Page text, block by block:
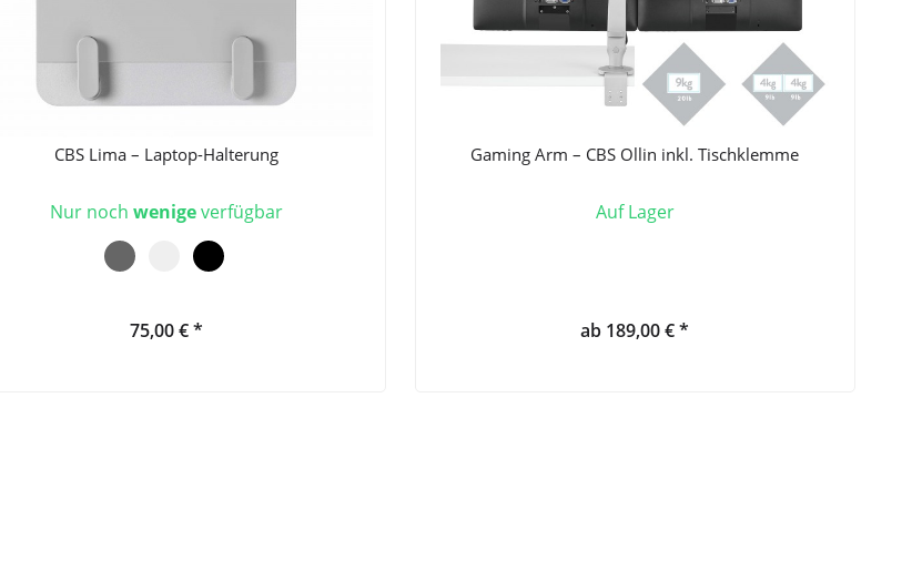
CBS Lima – Laptop-Halterung
Nur noch wenigeverfügbar
75,00 € *
Gaming Arm – CBS Ollin inkl. Tischklemme
Auf Lager
ab 189,00 € *